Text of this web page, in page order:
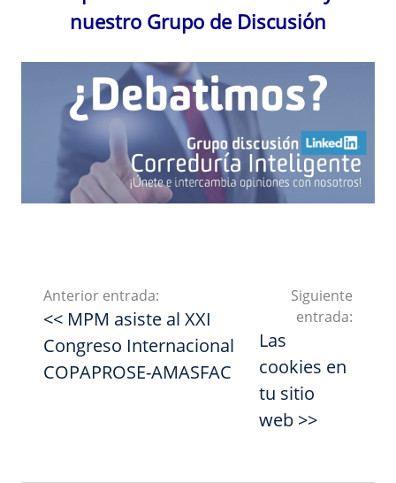
nuestro Grupo de Discusión
Anterior entrada:
<< MPM asiste al XXI
Congreso Internacional
COPAPROSE-AMASFAC
Siguiente
entrada:
Las
cookies en
tu sitio
web >>